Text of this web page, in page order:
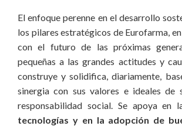
El enfoque perenne en el desarrollo
los pilares estratégicos de Eurofarma,
con el futuro de las próximas
pequeñas a las grandes actitudes y
construye y solidifica, diariamente,
sinergia con sus valores e ideales de
responsabilidad social. Se apoya en
tecnologías y en la adopción de